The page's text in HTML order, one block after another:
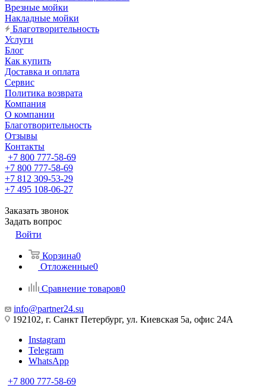
Врезные мойки
Накладные мойки
Благотворительность
Услуги
Блог
Как купить
Доставка и оплата
Сервис
Политика возврата
Компания
О компании
Благотворительность
Отзывы
Контакты
+7 800 777-58-69
+7 800 777-58-69
+7 812 309-53-29
+7 495 108-06-27
Заказать звонок
Задать вопрос
Войти
Корзина0
Отложенные0
Сравнение товаров0
info@partner24.su
192102, г. Санкт Петербург, ул. Киевская 5а, офис 24А
Instagram
Telegram
WhatsApp
+7 800 777-58-69